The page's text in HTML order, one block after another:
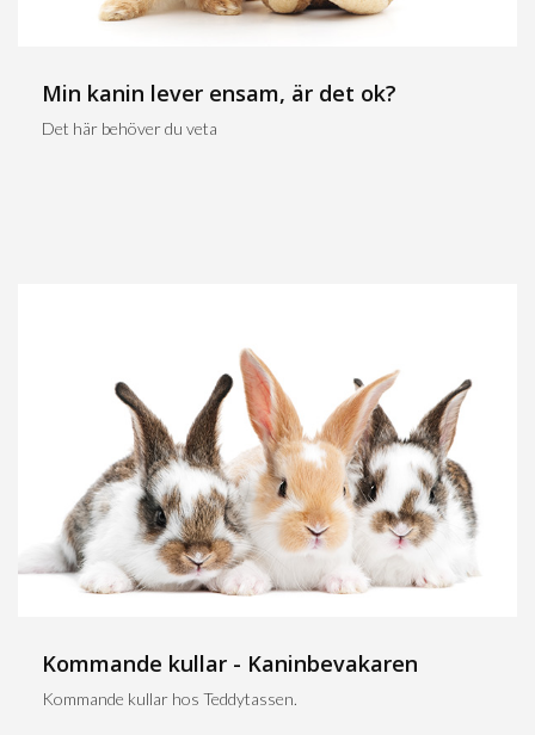
Min kanin lever ensam, är det ok?
Det här behöver du veta
Kommande kullar - Kaninbevakaren
Kommande kullar hos Teddytassen.